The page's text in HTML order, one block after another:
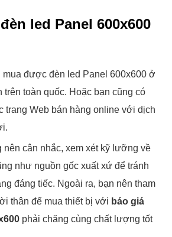
led Panel 600x600
mua được đèn led Panel 600x600 ở
trên toàn quốc. Hoặc bạn cũng có
trang Web bán hàng online với dịch
nên cân nhắc, xem xét kỹ lưỡng về
như nguồn gốc xuất xứ để tránh
đáng tiếc. Ngoài ra, bạn nên tham
thân để mua thiết bị với báo giá
phải chăng cùng chất lượng tốt